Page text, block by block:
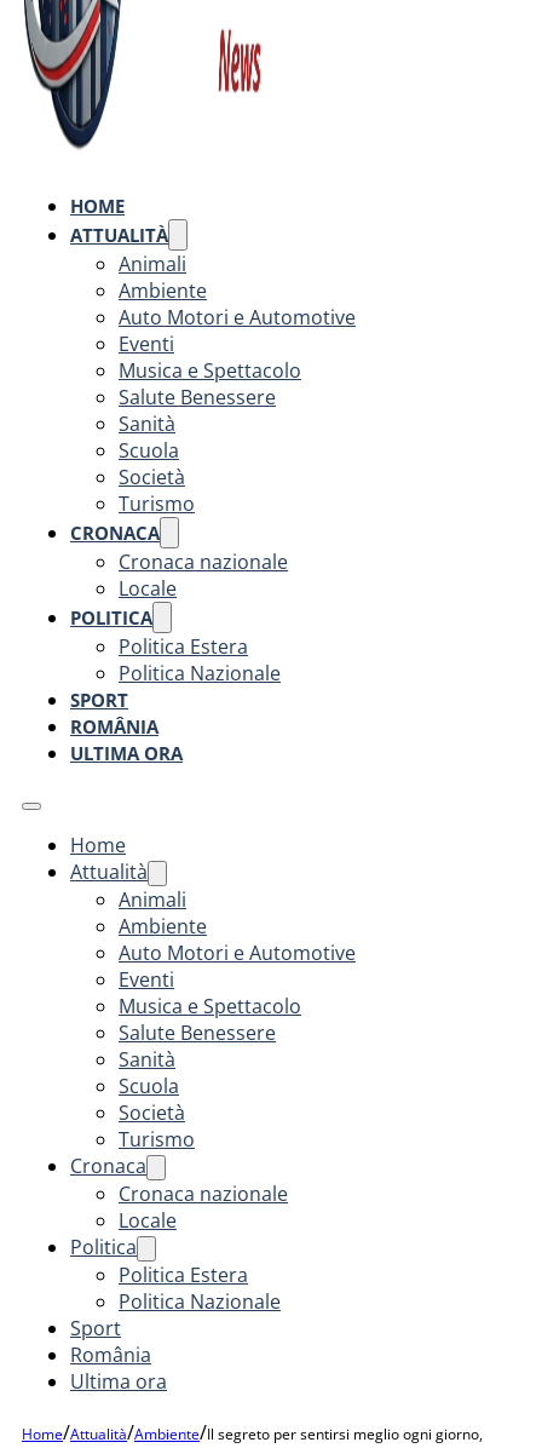
HOME
ATTUALITÀ
Animali
Ambiente
Auto Motori e Automotive
Eventi
Musica e Spettacolo
Salute Benessere
Sanità
Scuola
Società
Turismo
CRONACA
Cronaca nazionale
Locale
POLITICA
Politica Estera
Politica Nazionale
SPORT
ROMÂNIA
ULTIMA ORA
Home
Attualità
Animali
Ambiente
Auto Motori e Automotive
Eventi
Musica e Spettacolo
Salute Benessere
Sanità
Scuola
Società
Turismo
Cronaca
Cronaca nazionale
Locale
Politica
Politica Estera
Politica Nazionale
Sport
România
Ultima ora
Home/Attualità/Ambiente/Il segreto per sentirsi meglio ogni giorno,